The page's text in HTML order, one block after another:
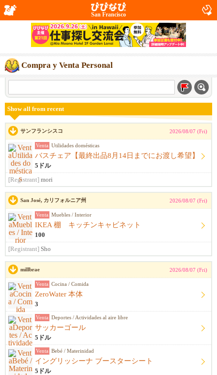
San Francisco
Compra y Venta Personal
Show all from recent
サンフランシスコ 2026/08/07 (Fri)
Venta Utilidades domésticas
バスチェア【最終出品8月14日までにお渡し希望】
5ドル
[Registrant] mori
San José, カリフォルニア州 2026/08/07 (Fri)
Venta Muebles / Interior
IKEA 棚 キッチンキャビネット
100
[Registrant] Sho
millbrae 2026/08/07 (Fri)
Venta Cocina / Comida
ZeroWater 本体
3
Venta Deportes / Actividades al aire libre
サッカーゴール
5ドル
Venta Bebé / Materinidad
イングリッシーナ ブースターシート
5ドル